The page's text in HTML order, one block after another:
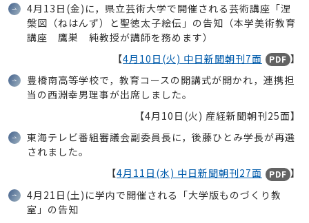
4月13日(金)に，県立芸術大学で開催される芸術講座「涅
槃図（ねはんず）と聖徳太子絵伝」の告知（本学美術教育
講座 鷹巣 純教授が講師を務めます）
【4月10日(火) 中日新聞朝刊7面 PDF 】
豊橋南高等学校で，教育コースの開講式が開かれ，連携担
当の西淵幸男理事が出席しました。
【4月10日(火) 産経新聞朝刊25面】
東海テレビ番組審議会副委員長に，後藤ひとみ学長が再選
されました。
【4月11日(水) 中日新聞朝刊27面 PDF 】
4月21日(土)に学内で開催される「大学版ものづくり教
室」の告知